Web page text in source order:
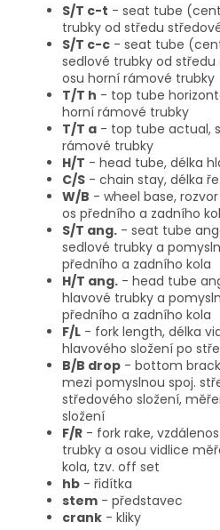
S/T c-t - seat tube
trubky od středu
S/T c-c - seat tube
sedlové trubky od
osu horní rámové trubky
T/T h - top tube
horní rámové trubky
T/T a - top tube actual,
rámové trubky
H/T - head tube, délka
C/S - chain stay, délka
W/B - wheel base,
os předního a zadního
S/T ang. - seat tube
sedlové trubky a
předního a zadního kola
H/T ang. - head tube
hlavové trubky a
předního a zadního kola
F/L - fork length, délka
hlavového složení po
B/B drop - bottom
mezi pomyslnou spoj.
středového složení,
složení
F/R - fork rake,
trubky a osou vidlice
kola, tzv. off set
hb - řidítka
stem - představec
crank - kliky